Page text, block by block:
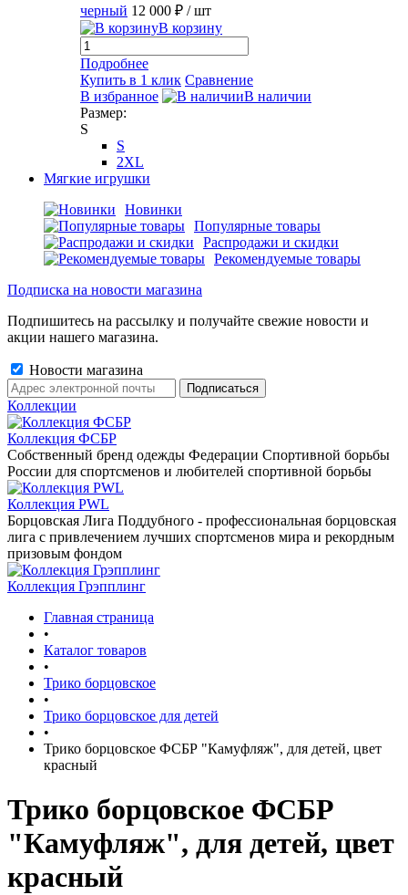
черный 12 000 ₽ / шт
В корзину
Подробнее
Купить в 1 клик Сравнение
В избранное
В наличии
Размер:
S
S
2XL
Мягкие игрушки
Новинки
Популярные товары
Распродажи и скидки
Рекомендуемые товары
Подписка на новости магазина
Подпишитесь на рассылку и получайте свежие новости и
акции нашего магазина.
Новости магазина
Коллекции
Коллекция ФСБР
Собственный бренд одежды Федерации Спортивной борьбы
России для спортсменов и любителей спортивной борьбы
Коллекция PWL
Борцовская Лига Поддубного - профессиональная борцовская
лига с привлечением лучших спортсменов мира и рекордным
призовым фондом
Коллекция Грэпплинг
Главная страница
•
Каталог товаров
•
Трико борцовское
•
Трико борцовское для детей
•
Трико борцовское ФСБР "Камуфляж", для детей, цвет
красный
Трико борцовское ФСБР
"Камуфляж", для детей, цвет
красный